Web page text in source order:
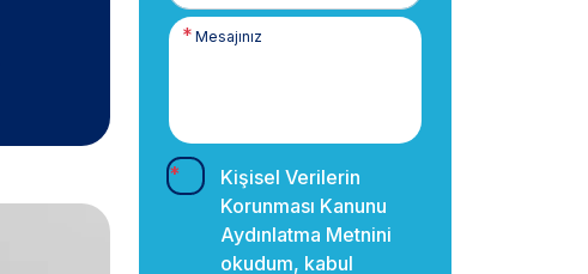
Kişisel Verilerin
Korunması Kanunu
Aydınlatma Metnini
okudum, kabul